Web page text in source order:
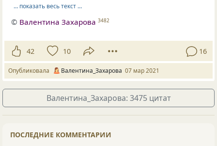
… показать весь текст …
© Валентина Захарова 3482
42 10 16
Опубликовала Валентина_Захарова 07 мар 2021
Валентина_Захарова: 3475 цитат
ПОСЛЕДНИЕ КОММЕНТАРИИ